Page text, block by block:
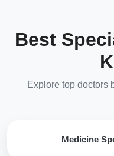
Best
Explore top doctors
Medicine